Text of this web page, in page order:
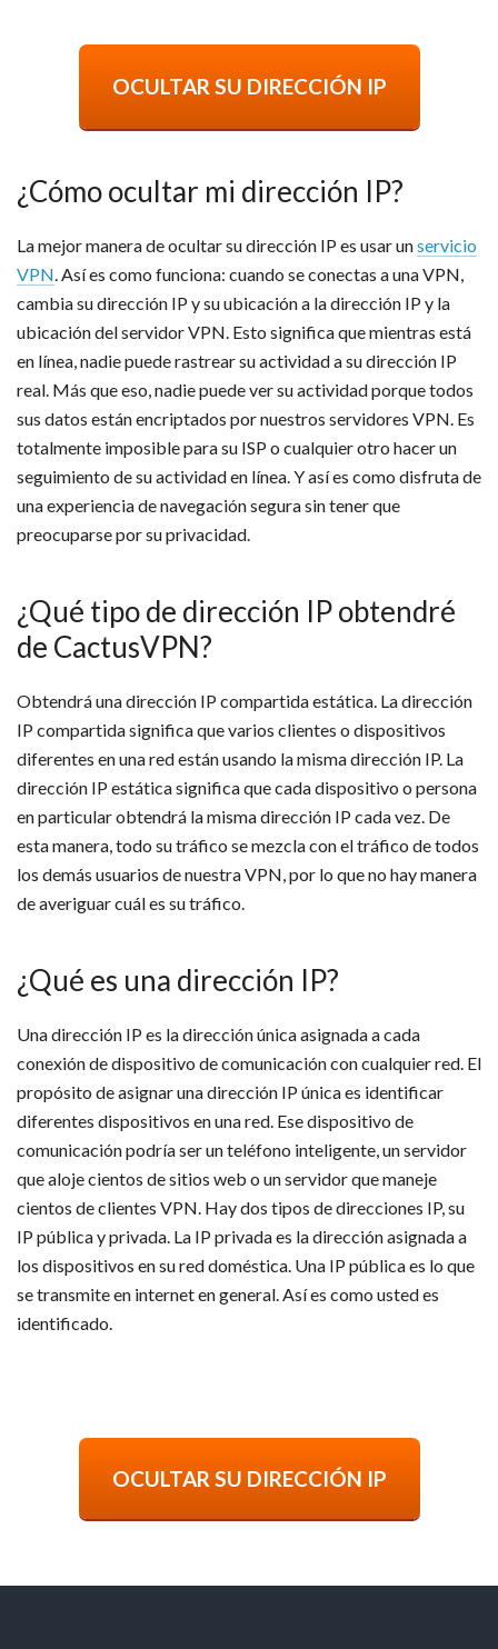
OCULTAR SU DIRECCIÓN IP
¿Cómo ocultar mi dirección IP?
La mejor manera de ocultar su dirección IP es usar unservicio
VPN. Así es como funciona: cuando se conectas a una VPN,
cambia su dirección IP y su ubicación a la dirección IP y la
ubicación del servidor VPN. Esto significa que mientras está
en línea, nadie puede rastrear su actividad a su dirección IP
real. Más que eso, nadie puede ver su actividad porque todos
sus datos están encriptados por nuestros servidores VPN. Es
totalmente imposible para su ISP o cualquier otro hacer un
seguimiento de su actividad en línea. Y así es como disfruta de
una experiencia de navegación segura sin tener que
preocuparse por su privacidad.
¿Qué tipo de dirección IP obtendré
de CactusVPN?
Obtendrá una dirección IP compartida estática. La dirección
IP compartida significa que varios clientes o dispositivos
diferentes en una red están usando la misma dirección IP. La
dirección IP estática significa que cada dispositivo o persona
en particular obtendrá la misma dirección IP cada vez. De
esta manera, todo su tráfico se mezcla con el tráfico de todos
los demás usuarios de nuestra VPN, por lo que no hay manera
de averiguar cuál es su tráfico.
¿Qué es una dirección IP?
Una dirección IP es la dirección única asignada a cada
conexión de dispositivo de comunicación con cualquier red. El
propósito de asignar una dirección IP única es identificar
diferentes dispositivos en una red. Ese dispositivo de
comunicación podría ser un teléfono inteligente, un servidor
que aloje cientos de sitios web o un servidor que maneje
cientos de clientes VPN. Hay dos tipos de direcciones IP, su
IP pública y privada. La IP privada es la dirección asignada a
los dispositivos en su red doméstica. Una IP pública es lo que
se transmite en internet en general. Así es como usted es
identificado.
OCULTAR SU DIRECCIÓN IP